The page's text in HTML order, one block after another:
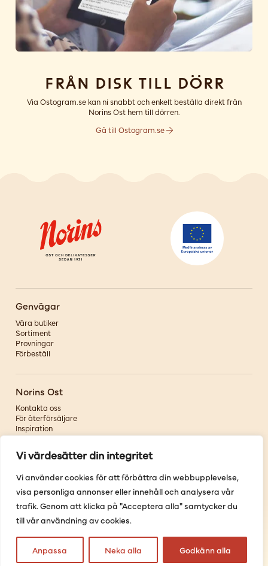
Vi värdesätter din integritet
Vi använder cookies för att förbättra din webbupplevelse,
visa personliga annonser eller innehåll och analysera vår
trafik. Genom att klicka på "Acceptera alla" samtycker du
till vår användning av cookies.
Anpassa Neka alla Godkänn alla
Från disk till dörr
Via Ostogram.se kan ni snabbt och enkelt beställa direkt från
Norins Ost hem till dörren.
Gå till Ostogram.se
Genvägar
Våra butiker
Sortiment
Provningar
Förbeställ
Norins Ost
Kontakta oss
För återförsäljare
Inspiration
Om oss
Följ oss
Facebook
Instagram
Youtube